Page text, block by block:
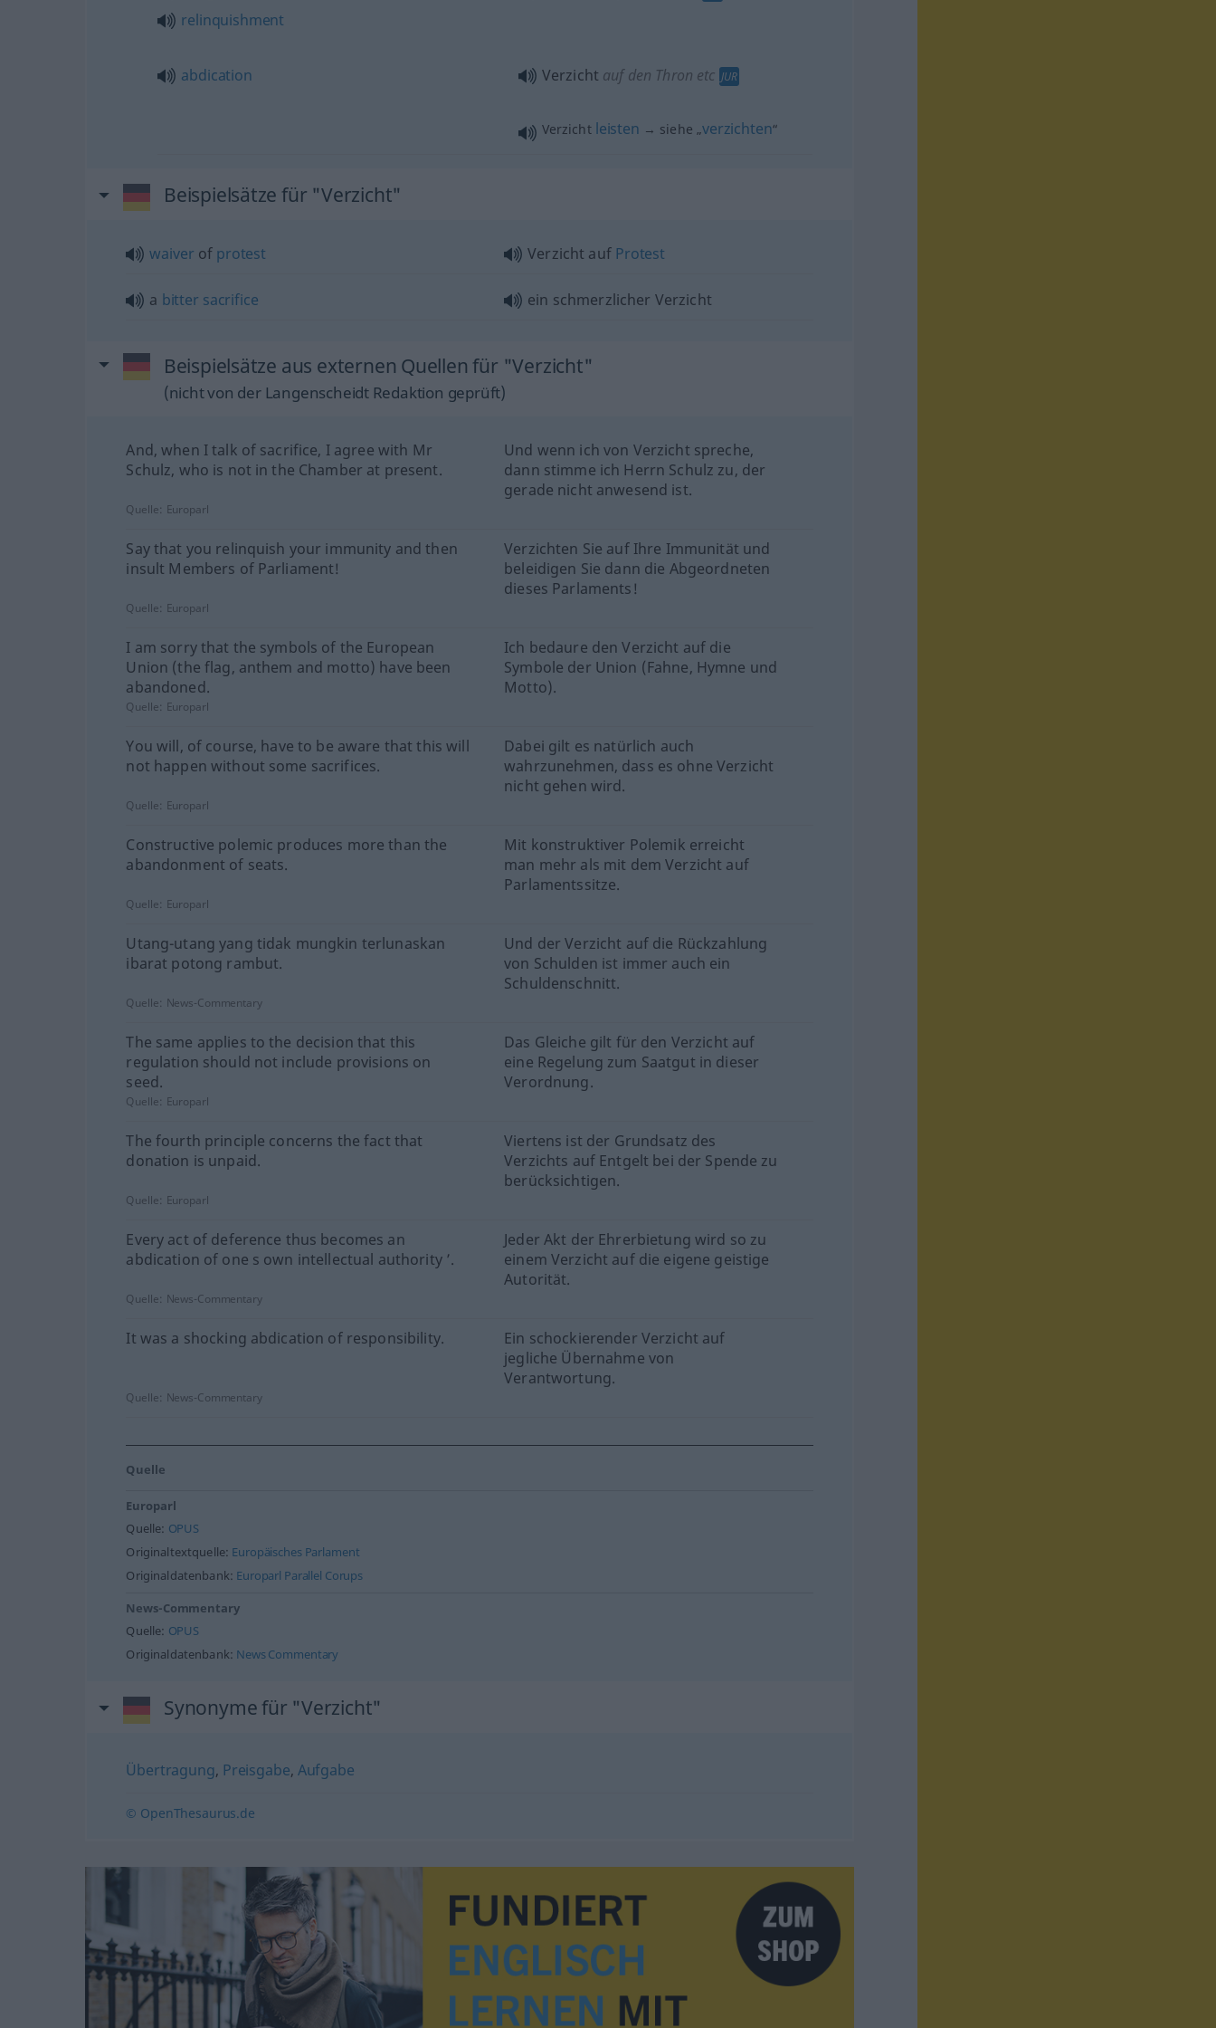
relinquishment
abdication Verzicht auf den Thron etc JUR
Verzicht leisten → siehe „verzichten“
Beispielsätze für "Verzicht"
waiver of protest Verzicht auf Protest
a bitter sacrifice ein schmerzlicher Verzicht
Beispielsätze aus externen Quellen für "Verzicht"
(nicht von der Langenscheidt Redaktion geprüft)
And, when I talk of sacrifice, I agree with Mr
Schulz, who is not in the Chamber at present.
Und wenn ich von Verzicht spreche,
dann stimme ich Herrn Schulz zu, der
gerade nicht anwesend ist.
Quelle: Europarl
Say that you relinquish your immunity and then
insult Members of Parliament!
Verzichten Sie auf Ihre Immunität und
beleidigen Sie dann die Abgeordneten
dieses Parlaments!
Quelle: Europarl
I am sorry that the symbols of the European
Union (the flag, anthem and motto) have been
abandoned.
Ich bedaure den Verzicht auf die
Symbole der Union (Fahne, Hymne und
Motto).
Quelle: Europarl
You will, of course, have to be aware that this will
not happen without some sacrifices.
Dabei gilt es natürlich auch
wahrzunehmen, dass es ohne Verzicht
nicht gehen wird.
Quelle: Europarl
Constructive polemic produces more than the
abandonment of seats.
Mit konstruktiver Polemik erreicht
man mehr als mit dem Verzicht auf
Parlamentssitze.
Quelle: Europarl
Utang-utang yang tidak mungkin terlunaskan
ibarat potong rambut.
Und der Verzicht auf die Rückzahlung
von Schulden ist immer auch ein
Schuldenschnitt.
Quelle: News-Commentary
The same applies to the decision that this
regulation should not include provisions on
seed.
Das Gleiche gilt für den Verzicht auf
eine Regelung zum Saatgut in dieser
Verordnung.
Quelle: Europarl
The fourth principle concerns the fact that
donation is unpaid.
Viertens ist der Grundsatz des
Verzichts auf Entgelt bei der Spende zu
berücksichtigen.
Quelle: Europarl
Every act of deference thus becomes an
abdication of one s own intellectual authority ’.
Jeder Akt der Ehrerbietung wird so zu
einem Verzicht auf die eigene geistige
Autorität.
Quelle: News-Commentary
It was a shocking abdication of responsibility.
Ein schockierender Verzicht auf
jegliche Übernahme von
Verantwortung.
Quelle: News-Commentary
Quelle
Europarl
Quelle: OPUS
Originaltextquelle: Europäisches Parlament
Originaldatenbank: Europarl Parallel Corups
News-Commentary
Quelle: OPUS
Originaldatenbank: News Commentary
Synonyme für "Verzicht"
Übertragung, Preisgabe, Aufgabe
© OpenThesaurus.de